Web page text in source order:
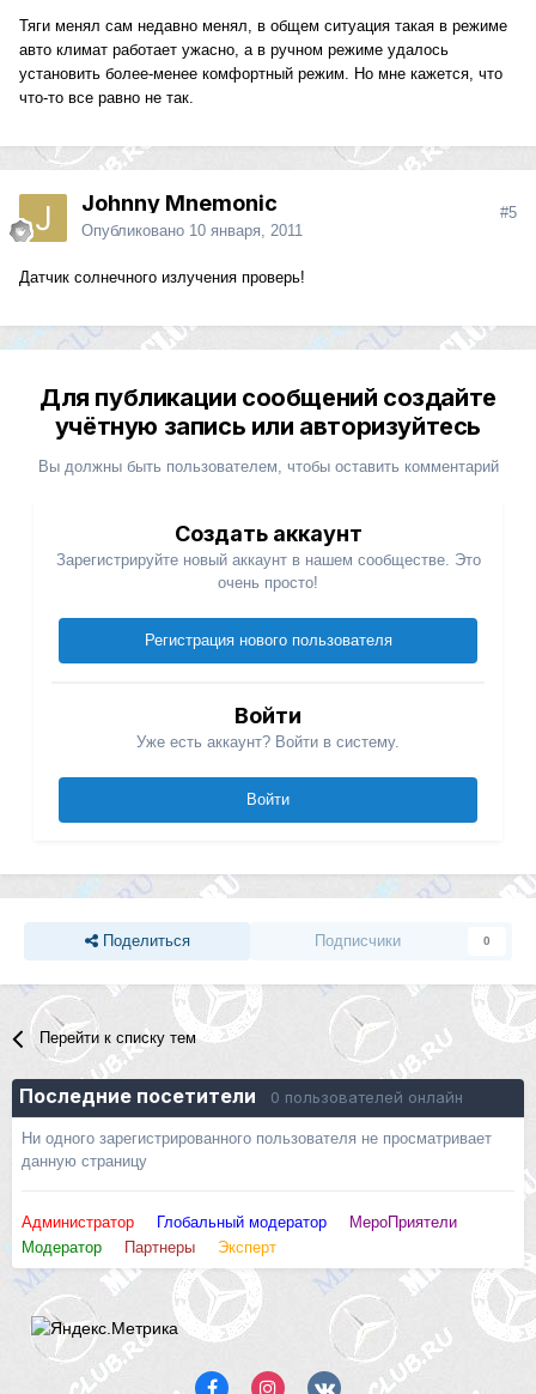
Тяги менял сам недавно менял, в общем ситуация такая в режиме
авто климат работает ужасно, а в ручном режиме удалось
установить более-менее комфортный режим. Но мне кажется, что
что-то все равно не так.
Johnny Mnemonic
Опубликовано 10 января, 2011
#5
Датчик солнечного излучения проверь!
Для публикации сообщений создайте
учётную запись или авторизуйтесь
Вы должны быть пользователем, чтобы оставить комментарий
Создать аккаунт
Зарегистрируйте новый аккаунт в нашем сообществе. Это
очень просто!
Регистрация нового пользователя
Войти
Уже есть аккаунт? Войти в систему.
Войти
Поделиться Подписчики 0
Перейти к списку тем
Последние посетители 0 пользователей онлайн
Ни одного зарегистрированного пользователя не просматривает
данную страницу
Администратор Глобальный модератор
МероПриятели
Модератор
Партнеры Эксперт